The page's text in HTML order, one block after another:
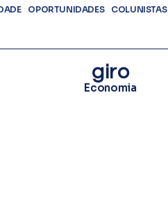
OPORTUNIDADES COLUNISTAS
giro
Economia